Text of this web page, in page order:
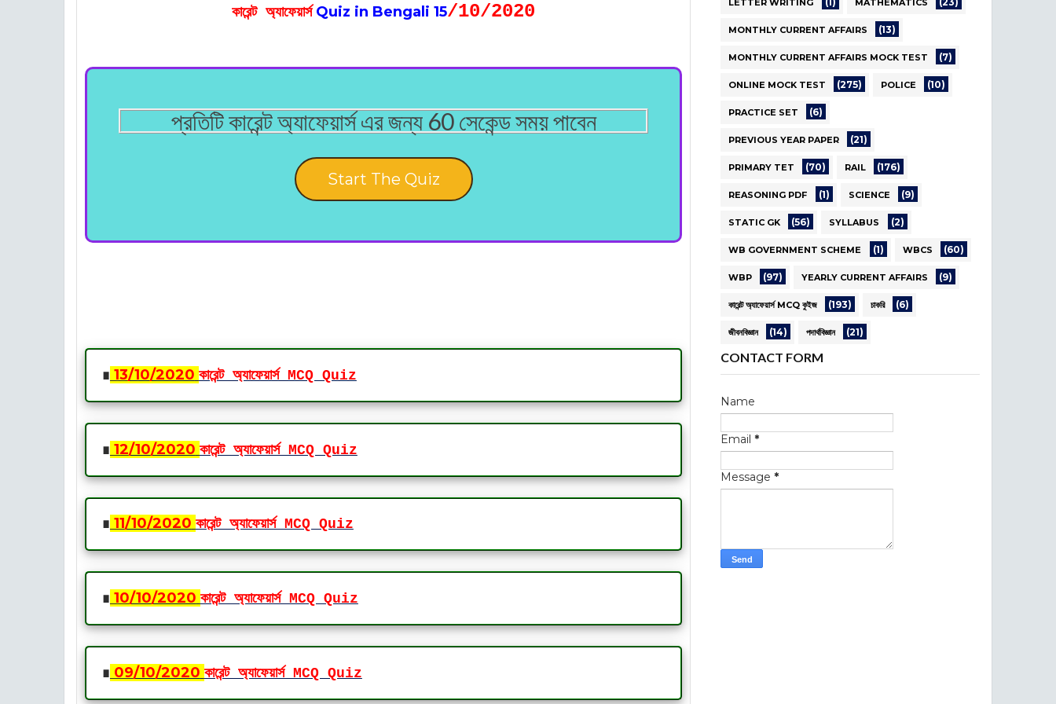
কারেন্ট অ্যাফেয়ার্সQuiz in Bengali 15/10/2020
প্রতিটি কারেন্ট অ্যাফেয়ার্স এর জন্য 60 সেকেন্ড সময় পাবেন
Start The Quiz
∎ 13/10/2020 কারেন্ট অ্যাফেয়ার্স MCQ Quiz
∎ 12/10/2020 কারেন্ট অ্যাফেয়ার্স MCQ Quiz
∎ 11/10/2020 কারেন্ট অ্যাফেয়ার্স MCQ Quiz
∎ 10/10/2020 কারেন্ট অ্যাফেয়ার্স MCQ Quiz
∎ 09/10/2020 কারেন্ট অ্যাফেয়ার্স MCQ Quiz
LETTER WRITING MATHEMATICS
MONTHLY CURRENT AFFAIRS (13)
MONTHLY CURRENT AFFAIRS MOCK TEST (7)
ONLINE MOCK TEST (275) POLICE (10)
PRACTICE SET (6)
PREVIOUS YEAR PAPER (21)
PRIMARY TET (70) RAIL (176)
REASONING PDF (1) SCIENCE (9)
STATIC GK (56) SYLLABUS (2)
WB GOVERNMENT SCHEME (1) WBCS (60)
WBP (97) YEARLY CURRENT AFFAIRS (9)
কারেন্ট অ্যাফেয়ার্স MCQ কুইজ (193) চাকরি (6)
জীবনবিজ্ঞান (14) পদার্থবিজ্ঞান (21)
CONTACT FORM
Name
Email *
Message *